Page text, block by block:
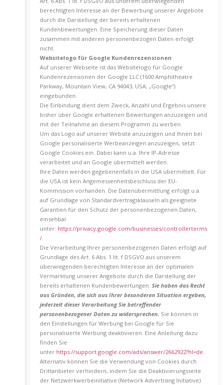
berechtigten Interesse an der Bewerbung unserer Angebote
durch die Darstellung der bereits erhaltenen
Kundenbewertungen. Eine Speicherung dieser Daten
zusammen mit anderen personenbezogen Daten erfolgt
nicht.
Websitelogo für Google Kundenrezensionen
Auf unserer Webseite ist das Websitelogo für Google
Kundenrezensionen der Google LLC (1600 Amphitheatre
Parkway, Mountain View, CA 94043, USA; „Google“)
eingebunden.
Die Einbindung dient dem Zweck, Anzahl und Ergebnis unsere
bisher über Google erhaltenen Bewertungen anzuzeigen und
mit der Teilnahme an diesem Programm zu werben.
Um das Logo auf unserer Website anzuzeigen und Ihnen bei
Google personalisierte Werbeanzeigen anzuzeigen, setzt
Google Cookies ein. Dabei kann u.a. Ihre IP-Adresse
verarbeitet und an Google übermittelt werden.
Ihre Daten werden gegebenenfalls in die USA übermittelt. Für
die USA ist kein Angemessenheitsbeschluss der EU-
Kommission vorhanden. Die Datenübermittlung erfolgt u.a.
auf Grundlage von Standardvertragsklauseln als geeignete
Garantien für den Schutz der personenbezogenen Daten,
einsehbar
unter: https://privacy.google.com/businesses/controllerterms
/.
Die Verarbeitung Ihrer personenbezogenen Daten erfolgt auf
Grundlage des Art. 6 Abs. 1 lit. f DSGVO aus unserem
überwiegenden berechtigten Interesse an der optimalen
Vermarktung unserer Angebote durch die Darstellung der
bereits erhaltenen Kundenbewertungen. Sie haben das Recht
aus Gründen, die sich aus Ihrer besonderen Situation ergeben,
jederzeit dieser Verarbeitung Sie betreffender
personenbezogener Daten zu widersprechen. Sie können in
den Einstellungen für Werbung bei Google für Sie
personalisierte Werbung deaktivieren. Eine Anleitung dazu
finden Sie
unter https://support.google.com/ads/answer/2662922?hl=de.
Alternativ können Sie die Verwendung von Cookies durch
Drittanbieter verhindern, indem Sie die Deaktivierungsseite
der Netzwerkwerbeinitiative (Network Advertising Initiative)